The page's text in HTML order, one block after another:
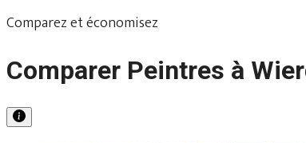
Comparez et économisez
Comparer Peintres à